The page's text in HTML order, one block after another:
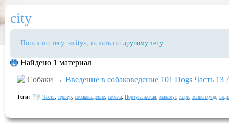
city
Поиск по тегу: «city», искать по другому тегу
Найдено 1 материал
Собаки → Введение в собаковедение 101 Dogs Часть 13
Теги: Часть терьер собаковедение собака Португальская маламут, керн зенненхунд